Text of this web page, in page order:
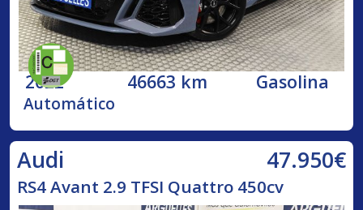
2022 46663 km Gasolina
Automático
Audi 47.950€
RS4 Avant 2.9 TFSI Quattro 450cv